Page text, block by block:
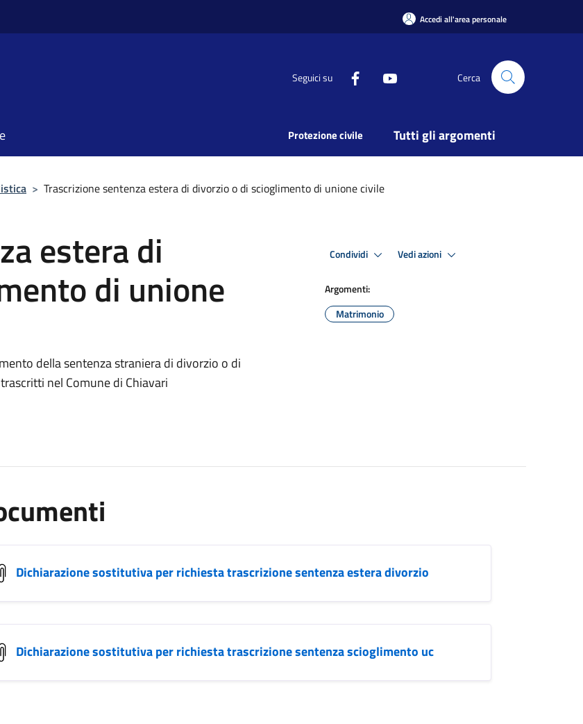
Accedi all'area personale
Seguici su Cerca
Protezione civile Tutti gli argomenti
> Trascrizione sentenza estera di divorzio o di scioglimento di unione civile
estera di
di unione
della sentenza straniera di divorzio o di
nel Comune di Chiavari
Condividi Vedi azioni
Argomenti:
Matrimonio
Dichiarazione sostitutiva per richiesta trascrizione sentenza estera divorzio
Dichiarazione sostitutiva per richiesta trascrizione sentenza scioglimento uc